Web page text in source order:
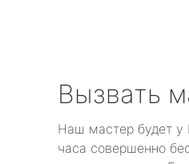
Вызвать
Наш мастер будет у
часа совершенно